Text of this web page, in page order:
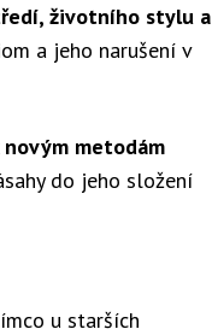
životního stylu a
a jeho narušení v
novým metodám
do jeho složení
u starších